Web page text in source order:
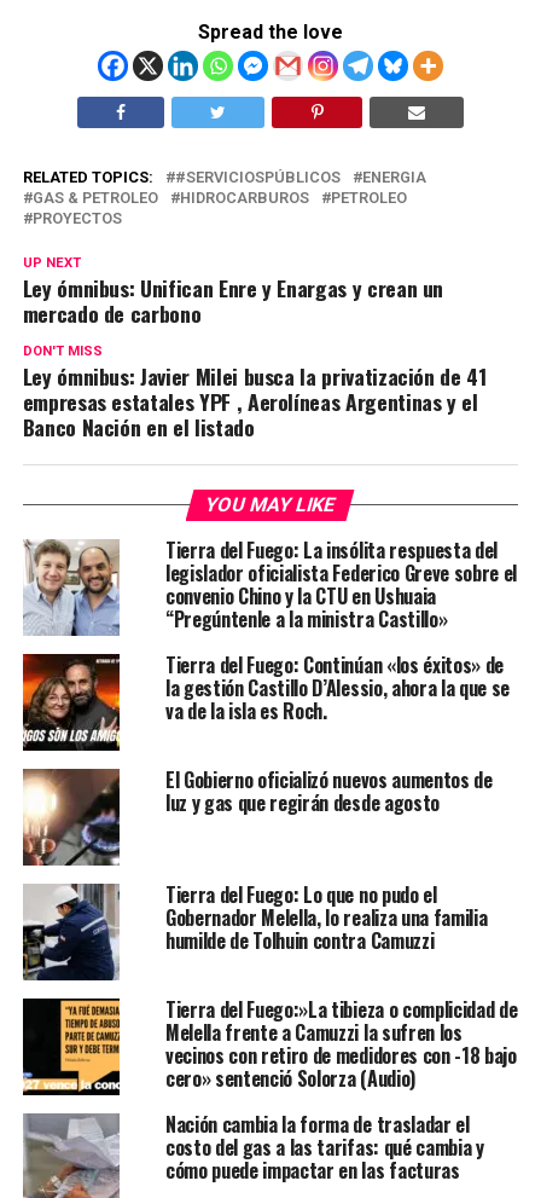
Spread the love
RELATED TOPICS: #SERVICIOSPÚBLICOS
ENERGIA
GAS & PETROLEO
HIDROCARBUROS
PETROLEO
PROYECTOS
UP NEXT
Ley ómnibus: Unifican Enre y Enargas y crean un
mercado de carbono
DON'T MISS
Ley ómnibus: Javier Milei busca la privatización de 41
empresas estatales YPF , Aerolíneas Argentinas y el
Banco Nación en el listado
YOU MAY LIKE
Tierra del Fuego: La insólita respuesta del
legislador oficialista Federico Greve sobre el
convenio Chino y la CTU en Ushuaia
“Pregúntenle a la ministra Castillo»
Tierra del Fuego: Continúan «los éxitos» de
la gestión Castillo D’Alessio, ahora la que se
va de la isla es Roch.
El Gobierno oficializó nuevos aumentos de
luz y gas que regirán desde agosto
Tierra del Fuego: Lo que no pudo el
Gobernador Melella, lo realiza una familia
humilde de Tolhuin contra Camuzzi
Tierra del Fuego:»La tibieza o complicidad de
Melella frente a Camuzzi la sufren los
vecinos con retiro de medidores con -18 bajo
cero» sentenció Solorza (Audio)
Nación cambia la forma de trasladar el
costo del gas a las tarifas: qué cambia y
cómo puede impactar en las facturas